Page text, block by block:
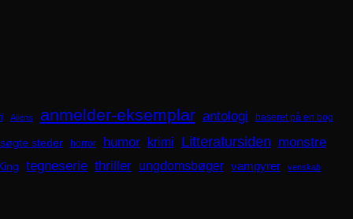
Aliens anmelder-eksemplar antologi baseret på en bog
steder horror humor krimi Litteratursiden monstre
tegneserie thriller ungdomsbøger vampyrer venskab